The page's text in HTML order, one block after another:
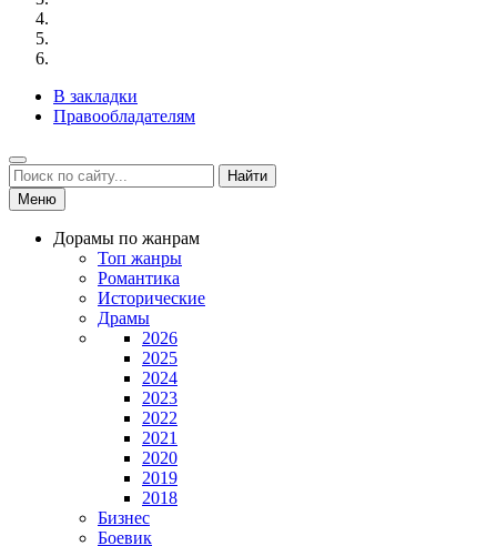
В закладки
Правообладателям
Найти
Меню
Дорамы по жанрам
Топ жанры
Романтика
Исторические
Драмы
2026
2025
2024
2023
2022
2021
2020
2019
2018
Бизнес
Боевик